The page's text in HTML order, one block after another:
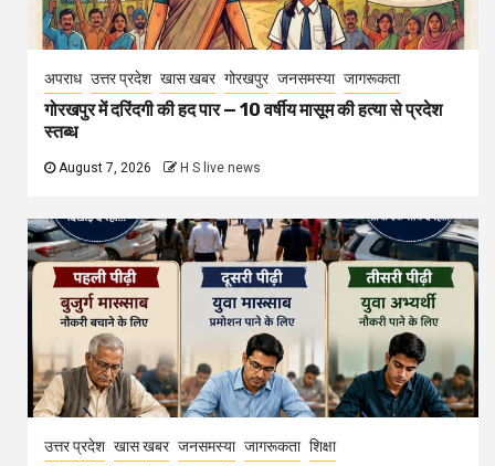
अपराध उत्तर प्रदेश खास खबर गोरखपुर जनसमस्या जागरूकता
गोरखपुर में दरिंदगी की हद पार — 10 वर्षीय मासूम की हत्या से प्रदेश
स्तब्ध
August 7, 2026 H S live news
उत्तर प्रदेश खास खबर जनसमस्या जागरूकता शिक्षा